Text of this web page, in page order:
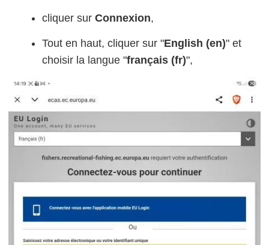
cliquer sur Connexion,
Tout en haut, cliquer sur "English (en)" et
choisir la langue "français (fr)",